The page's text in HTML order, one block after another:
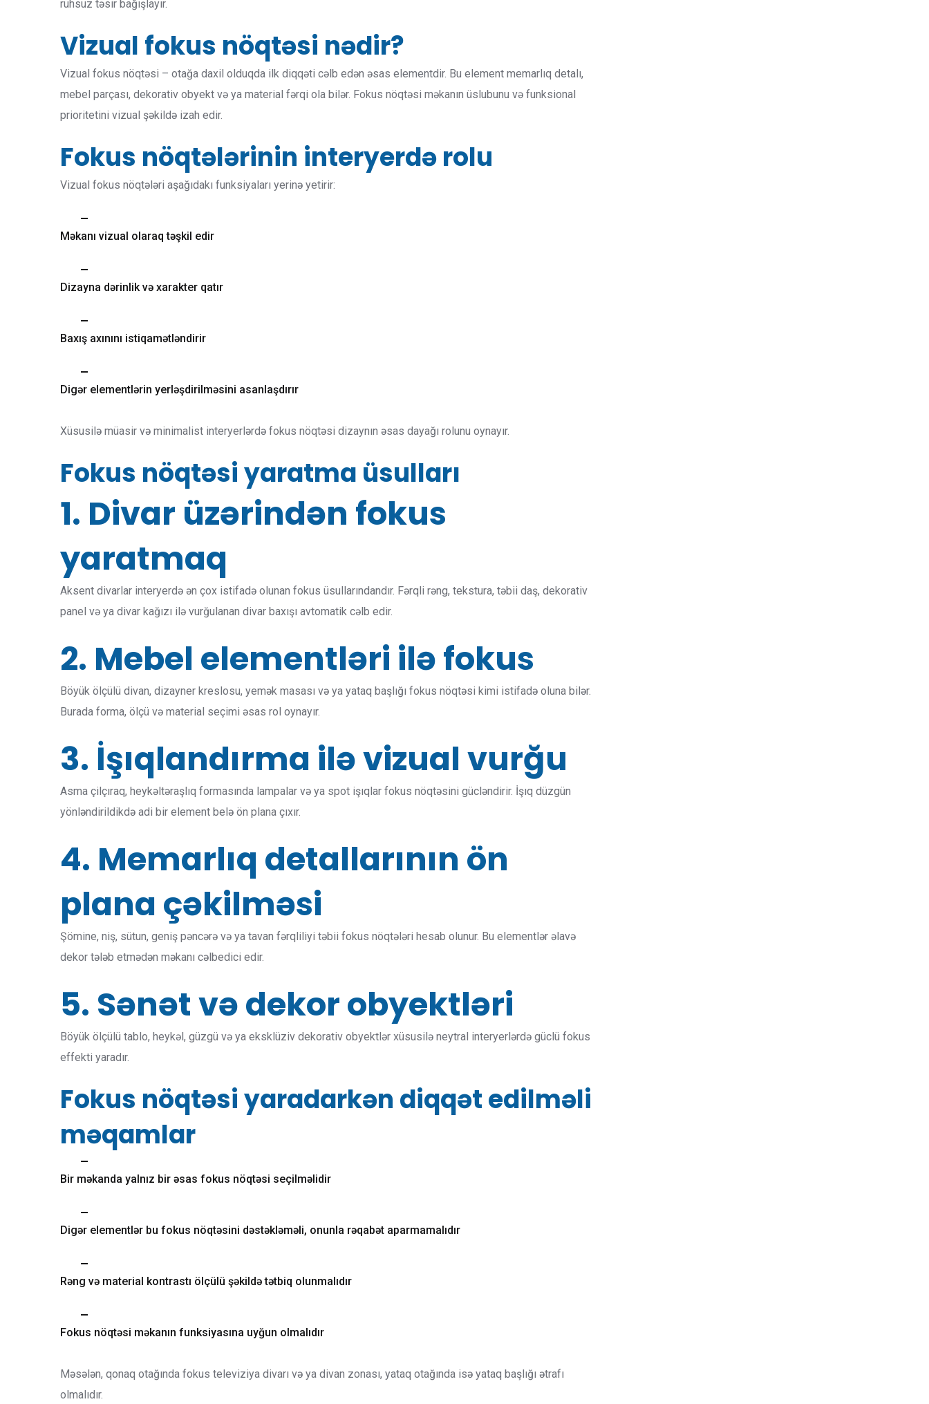
ruhsuz təsir bağışlayır.
Vizual fokus nöqtəsi nədir?
Vizual fokus nöqtəsi – otağa daxil olduqda ilk diqqəti cəlb edən əsas elementdir. Bu element memarlıq detalı,
mebel parçası, dekorativ obyekt və ya material fərqi ola bilər. Fokus nöqtəsi məkanın üslubunu və funksional
prioritetini vizual şəkildə izah edir.
Fokus nöqtələrinin interyerdə rolu
Vizual fokus nöqtələri aşağıdakı funksiyaları yerinə yetirir:
Məkanı vizual olaraq təşkil edir
Dizayna dərinlik və xarakter qatır
Baxış axınını istiqamətləndirir
Digər elementlərin yerləşdirilməsini asanlaşdırır
Xüsusilə müasir və minimalist interyerlərdə fokus nöqtəsi dizaynın əsas dayağı rolunu oynayır.
Fokus nöqtəsi yaratma üsulları
1. Divar üzərindən fokus
yaratmaq
Aksent divarlar interyerdə ən çox istifadə olunan fokus üsullarındandır. Fərqli rəng, tekstura, təbii daş, dekorativ
panel və ya divar kağızı ilə vurğulanan divar baxışı avtomatik cəlb edir.
2. Mebel elementləri ilə fokus
Böyük ölçülü divan, dizayner kreslosu, yemək masası və ya yataq başlığı fokus nöqtəsi kimi istifadə oluna bilər.
Burada forma, ölçü və material seçimi əsas rol oynayır.
3. İşıqlandırma ilə vizual vurğu
Asma çilçıraq, heykəltəraşlıq formasında lampalar və ya spot işıqlar fokus nöqtəsini gücləndirir. İşıq düzgün
yönləndirildikdə adi bir element belə ön plana çıxır.
4. Memarlıq detallarının ön
plana çəkilməsi
Şömine, niş, sütun, geniş pəncərə və ya tavan fərqliliyi təbii fokus nöqtələri hesab olunur. Bu elementlər əlavə
dekor tələb etmədən məkanı cəlbedici edir.
5. Sənət və dekor obyektləri
Böyük ölçülü tablo, heykəl, güzgü və ya eksklüziv dekorativ obyektlər xüsusilə neytral interyerlərdə güclü fokus
effekti yaradır.
Fokus nöqtəsi yaradarkən diqqət edilməli
məqamlar
Bir məkanda yalnız bir əsas fokus nöqtəsi seçilməlidir
Digər elementlər bu fokus nöqtəsini dəstəkləməli, onunla rəqabət aparmamalıdır
Rəng və material kontrastı ölçülü şəkildə tətbiq olunmalıdır
Fokus nöqtəsi məkanın funksiyasına uyğun olmalıdır
Məsələn, qonaq otağında fokus televiziya divarı və ya divan zonası, yataq otağında isə yataq başlığı ətrafı
olmalıdır.